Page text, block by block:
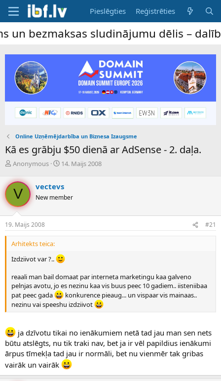
Pieslēgties Reģistrēties
sludinājumu dēlis – dalība ir bez
Online Uzņēmējdarbība un Biznesa Izaugsme
Kā es grābju $50 dienā ar AdSense - 2. daļa.
P
v
e
d
i
e
n
a
u
s
c
ē
j
s
Anonymous
S
u
m
d
t
m
s
14. Maijs 2008
V vectevs
New member
19. Maijs 2008 #21
Arhitekts teica:
Izdziivot var ?..
reaali man bail domaat par interneta marketingu kaa galveno
pelnjas avotu, jo es nezinu kaa vis buus peec 10 gadiem.. iisteniibaa
pat peec gada
konkurence pieaug... un vispaar vis mainaas..
nezinu vai speeshu izdziivot
ja dzīvotu tikai no ienākumiem netā tad jau man sen nets
būtu atslēgts, nu tik traki nav, bet ja ir vēl papildius ienākumi
ārpus tīmekļa tad jau ir normāli, bet nu vienmēr tak gribas
vairāk un vairāk